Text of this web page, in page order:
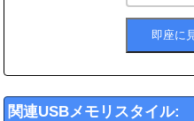
関連USBメモリスタイル: